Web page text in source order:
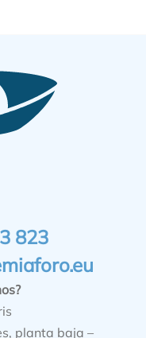
823
planta baja –